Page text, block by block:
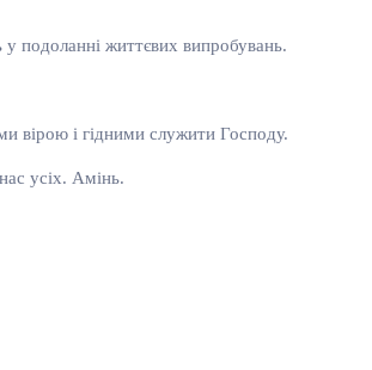
подоланні життєвих випробувань.
вірою і гідними служити Господу.
усіх. Амінь.